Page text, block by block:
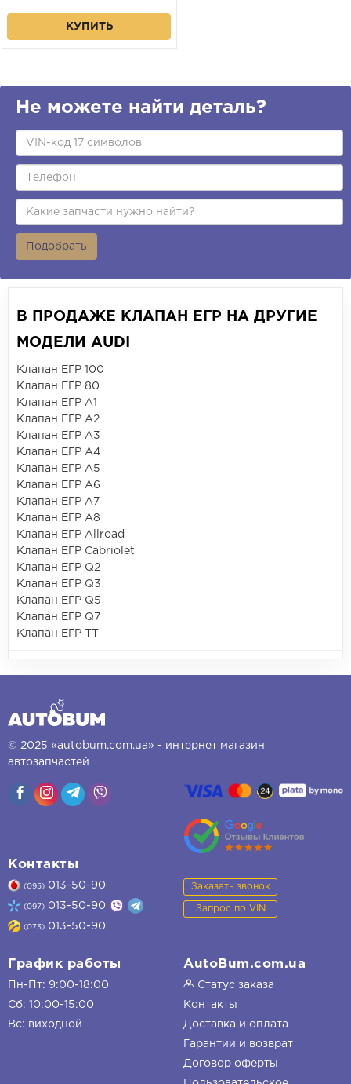
КУПИТЬ
Не можете найти деталь?
Подобрать
В ПРОДАЖЕ КЛАПАН ЕГР НА ДРУГИЕ
МОДЕЛИ AUDI
Клапан ЕГР 100
Клапан ЕГР 80
Клапан ЕГР A1
Клапан ЕГР A2
Клапан ЕГР A3
Клапан ЕГР A4
Клапан ЕГР A5
Клапан ЕГР A6
Клапан ЕГР A7
Клапан ЕГР A8
Клапан ЕГР Allroad
Клапан ЕГР Cabriolet
Клапан ЕГР Q2
Клапан ЕГР Q3
Клапан ЕГР Q5
Клапан ЕГР Q7
Клапан ЕГР TT
© 2025 «autobum.com.ua» - интернет магазин
автозапчастей
Контакты
(095) 013-50-90
(097) 013-50-90
(073) 013-50-90
Заказать звонок
Запрос по VIN
График работы
Пн-Пт: 9:00-18:00
Сб: 10:00-15:00
Вс: виходной
AutoBum.com.ua
Статус заказа
Контакты
Доставка и оплата
Гарантии и возврат
Договор оферты